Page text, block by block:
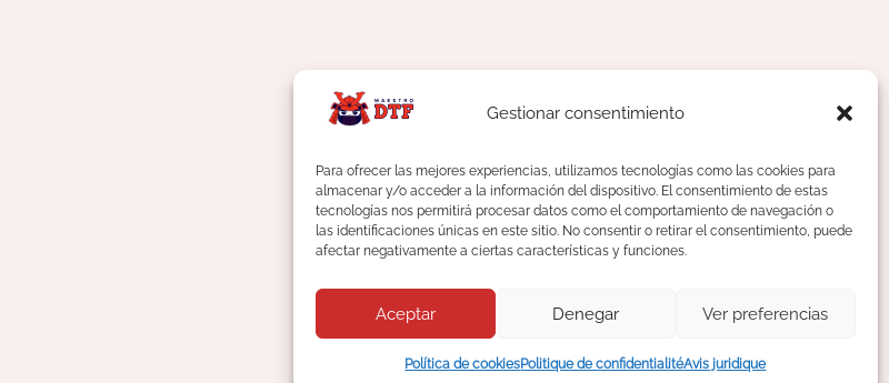
Gestionar consentimiento
Para ofrecer las mejores experiencias, utilizamos tecnologías como las cookies para
almacenar y/o acceder a la información del dispositivo. El consentimiento de estas
tecnologías nos permitirá procesar datos como el comportamiento de navegación o
las identificaciones únicas en este sitio. No consentir o retirar el consentimiento, puede
afectar negativamente a ciertas características y funciones.
Aceptar Denegar Ver preferencias
Política de cookiesPolitique de confidentialitéAvis juridique